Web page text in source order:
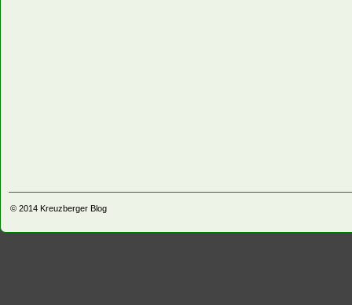
© 2014 Kreuzberger Blog